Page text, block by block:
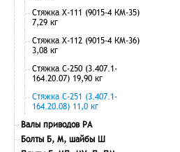
Стяжка Х-111 (9015-4 КМ-35)
7,29 кг
Стяжка Х-112 (9015-4 КМ-36)
3,08 кг
Стяжка С-250 (3.407.1-
164.20.07) 19,90 кг
Стяжка С-251 (3.407.1-
164.20.08) 11,0 кг
Валы приводов РА
Болты Б, М, шайбы Ш